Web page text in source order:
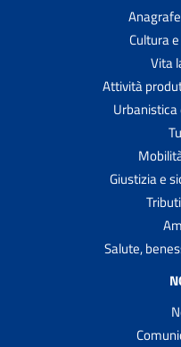
Cultura
Vita
Attività
Giustizia e
Salute,